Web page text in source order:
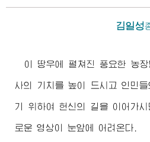
김일성
이 땅우에 펼쳐진 풍요한 농
사의 기치를 높이 드시고 인민들
기 위하여 헌신의 길을 이어가시
로운 영상이 눈앞에 어려온다.